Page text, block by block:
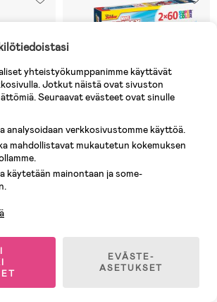
yhteistyökumppanimme käyttävät
Jotkut näistä ovat sivuston
Seuraavat evästeet ovat sinulle
analysoidaan verkkosivustomme käyttöä.
mahdollistavat mukautetun kokemuksen
käytetään mainontaan ja some-
EVÄSTE-
ASETUKSET